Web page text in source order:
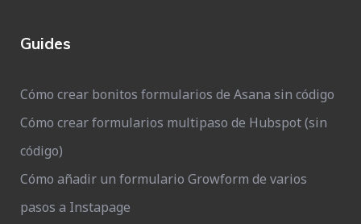
Guides
Cómo crear bonitos formularios de Asana sin código
Cómo crear formularios multipaso de Hubspot (sin
código)
Cómo añadir un formulario Growform de varios
pasos a Instapage